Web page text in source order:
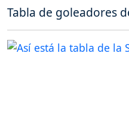
Tabla de goleadores